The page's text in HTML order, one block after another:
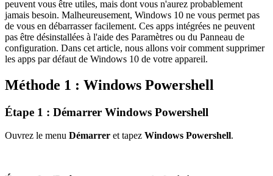
peuvent vous être utiles, mais dont vous n'aurez probablement
jamais besoin. Malheureusement, Windows 10 ne vous permet pas
de vous en débarrasser facilement. Ces apps intégrées ne peuvent
pas être désinstallées à l'aide des Paramètres ou du Panneau de
configuration. Dans cet article, nous allons voir comment supprimer
les apps par défaut de Windows 10 de votre appareil.
Méthode 1 : Windows Powershell
Étape 1 : Démarrer Windows Powershell
Ouvrez le menu Démarrer et tapez Windows Powershell.